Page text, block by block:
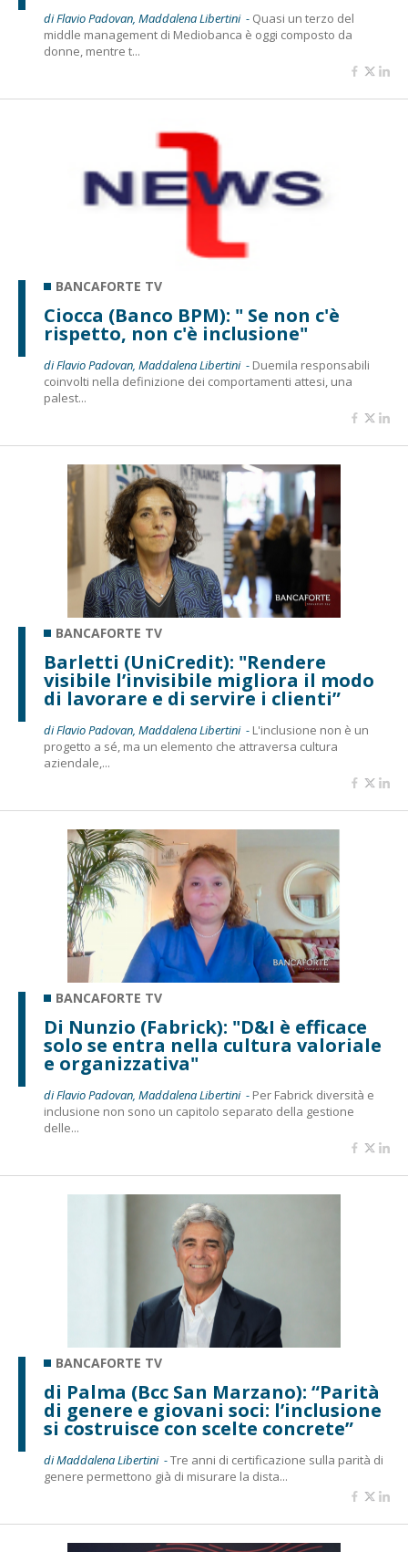
di Flavio Padovan, Maddalena Libertini - Quasi un terzo del
middle management di Mediobanca è oggi composto da
donne, mentre t...
BANCAFORTE TV
Ciocca (Banco BPM): " Se non c'è
rispetto, non c'è inclusione"
di Flavio Padovan, Maddalena Libertini - Duemila responsabili
coinvolti nella definizione dei comportamenti attesi, una
palest...
BANCAFORTE TV
Barletti (UniCredit): "Rendere
visibile l’invisibile migliora il modo
di lavorare e di servire i clienti”
di Flavio Padovan, Maddalena Libertini - L'inclusione non è un
progetto a sé, ma un elemento che attraversa cultura
aziendale,...
BANCAFORTE TV
Di Nunzio (Fabrick): "D&I è efficace
solo se entra nella cultura valoriale
e organizzativa"
di Flavio Padovan, Maddalena Libertini - Per Fabrick diversità e
inclusione non sono un capitolo separato della gestione
delle...
BANCAFORTE TV
di Palma (Bcc San Marzano): “Parità
di genere e giovani soci: l’inclusione
si costruisce con scelte concrete”
di Maddalena Libertini -Tre anni di certificazione sulla parità di
genere permettono già di misurare la dista...